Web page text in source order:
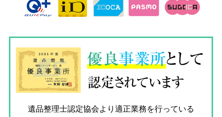
優良事業所として
認定されています
遺品整理士認定協会より適正業務を行っている